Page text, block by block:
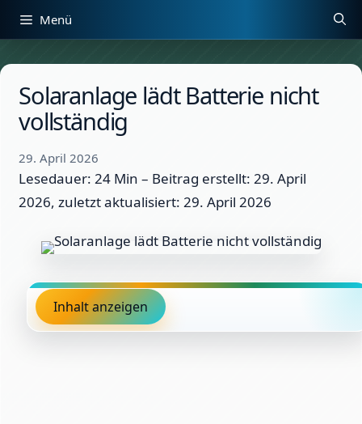
Zum
Inhalt
Menü
Solaranlage lädt Batterie nicht
vollständig
29. April 2026
Lesedauer: 24 Min – Beitrag erstellt: 29. April
2026, zuletzt aktualisiert: 29. April 2026
Inhalt anzeigen